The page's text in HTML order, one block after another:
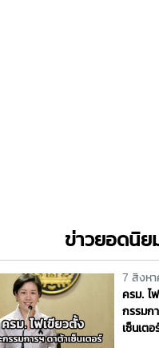
ข่าวยอดนิย
7 สิงห
ครม. ไ
กรรมก
เซ็นเต